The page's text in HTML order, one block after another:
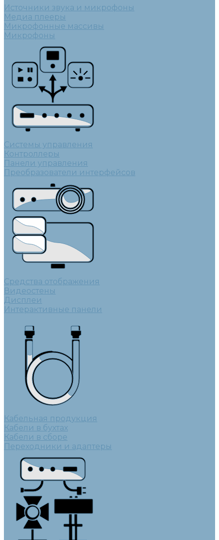
Источники звука и микрофоны
Медиа плееры
Микрофонные массивы
Микрофоны
Системы управления
Контроллеры
Панели управления
Преобразователи интерфейсов
Средства отображения
Видеостены
Дисплеи
Интерактивные панели
Кабельная продукция
Кабели в бухтах
Кабели в сборе
Переходники и адаптеры